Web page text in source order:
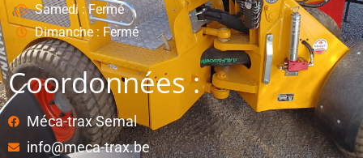
Samedi : Fermé
Dimanche : Fermé
Coordonnées :
Méca-trax Semal
info@meca-trax.be